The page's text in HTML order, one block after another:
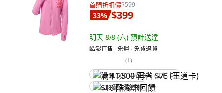
首購折扣價$599
33% $399
明天 8/8 (六) 預計送達
酷澎直售 ∙ 免運 ∙ 免費退貨
(1)
满 $1,500 再省 $75 (王道卡)
$18 酷澎幣回饋